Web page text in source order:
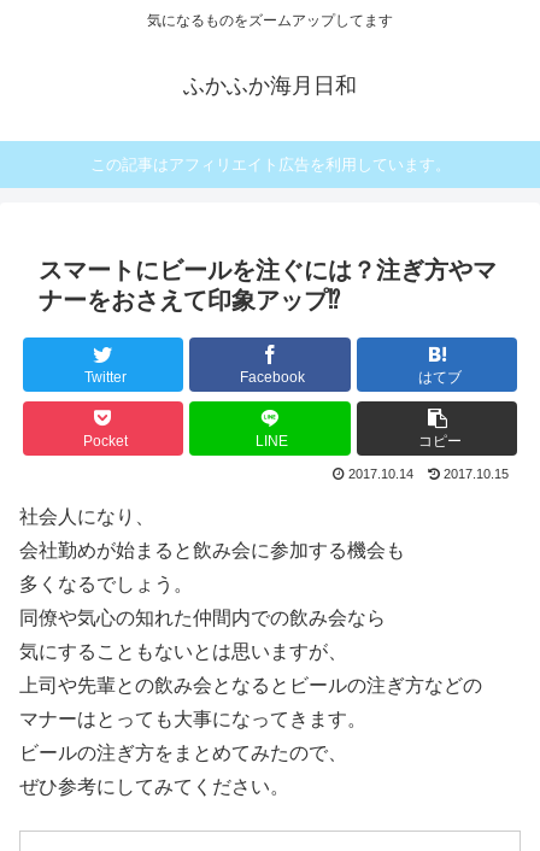
気になるものをズームアップしてます
ふかふか海月日和
この記事はアフィリエイト広告を利用しています。
スマートにビールを注ぐには？注ぎ方やマ
ナーをおさえて印象アップ⁉
Twitter Facebook はてブ
Pocket LINE コピー
2017.10.14 2017.10.15
社会人になり、
会社勤めが始まると飲み会に参加する機会も
多くなるでしょう。
同僚や気心の知れた仲間内での飲み会なら
気にすることもないとは思いますが、
上司や先輩との飲み会となるとビールの注ぎ方などの
マナーはとっても大事になってきます。
ビールの注ぎ方をまとめてみたので、
ぜひ参考にしてみてください。